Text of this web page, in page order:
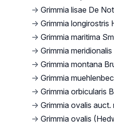
→ Grimmia lisae De
→ Grimmia longirostris
→ Grimmia maritima
→ Grimmia
→ Grimmia montana
→ Grimmia
→ Grimmia orbicularis
→ Grimmia ovalis
→ Grimmia ovalis